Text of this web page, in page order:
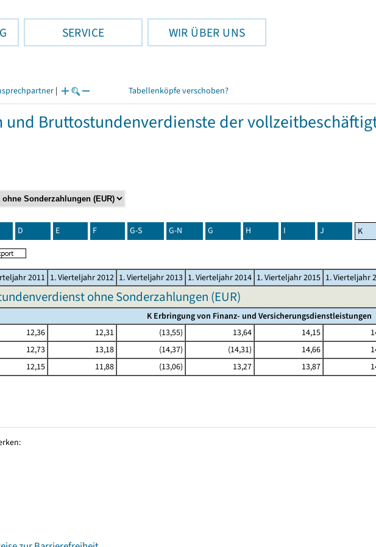
SERVICE WIR ÜBER UNS
| Tabellenköpfe verschoben?
Bruttostundenverdienste der
D E F G-S G-N G H I J K
2011 1. Vierteljahr 2012 1. Vierteljahr 2013 1. Vierteljahr 2014 1. Vierteljahr 2015 1. Vierteljahr
ohne Sonderzahlungen (EUR)
K Erbringung von Finanz- und Versicherungsdienstleistungen
12,36 12,31 (13,55) 13,64 14,15
12,73 13,18 (14,37) (14,31) 14,66
12,15 11,88 (13,06) 13,27 13,87